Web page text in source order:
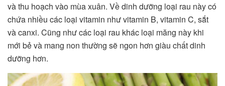
và thu hoạch vào mùa xuân. Về dinh dưỡng loại rau này có
chứa nhiều các loại vitamin như vitamin B, vitamin C, sắt
và canxi. Cũng như các loại rau khác loại măng này khi
mới bẻ và mang non thường sẽ ngon hơn giàu chất dinh
dưỡng hơn.